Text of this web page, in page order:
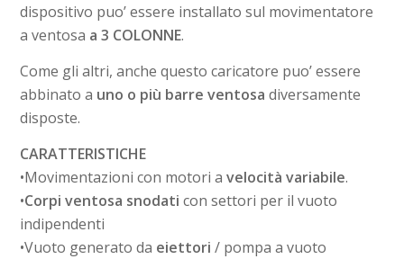
dispositivo puo’ essere installato sul movimentatore
a ventosa a 3 COLONNE.
Come gli altri, anche questo caricatore puo’ essere
abbinato a uno o più barre ventosa diversamente
disposte.
CARATTERISTICHE
•Movimentazioni con motori avelocità variabile.
•Corpi ventosa snodaticon settori per il vuoto
indipendenti
•Vuoto generato da eiettori/ pompa a vuoto